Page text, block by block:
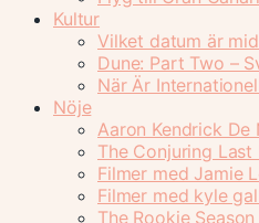
Kultur
Vilket datum är
Dune: Part Two –
När Är
Nöje
Aaron Kendrick De
The Conjuring
Filmer med Jamie
Filmer med kyle
The Rookie